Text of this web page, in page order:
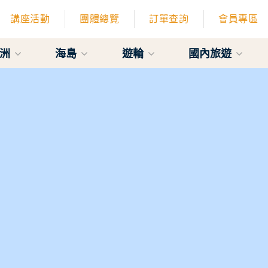
講座活動 團體總覽 訂單查詢 會員專區
海島 遊輪 國內旅遊